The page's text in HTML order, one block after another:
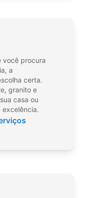
você procura
a
certa.
granito e
casa ou
excelência.